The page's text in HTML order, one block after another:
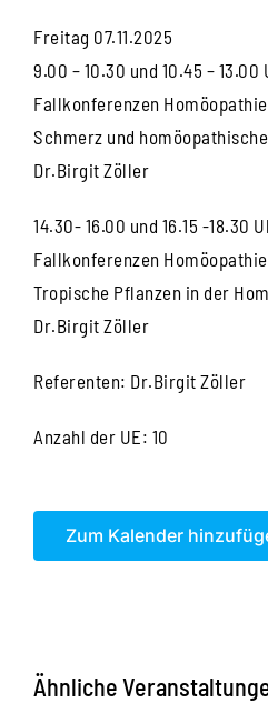
Freitag 07.11.2025
9.00 – 10.30 und 10.45 – 13.00
Fallkonferenzen Homöopathie
Schmerz und
Dr.Birgit Zöller
14.30- 16.00 und 16.15 -18.30
Fallkonferenzen Homöopathie
Tropische Pflanzen in der
Dr.Birgit Zöller
Referenten: Dr.Birgit Zöller
Anzahl der UE: 10
Zum Kalender
Ähnliche